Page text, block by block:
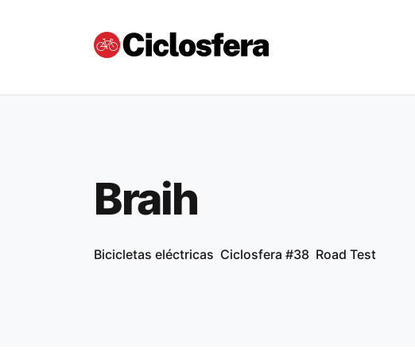
Braih
Bicicletas eléctricas Ciclosfera #38 Road Test